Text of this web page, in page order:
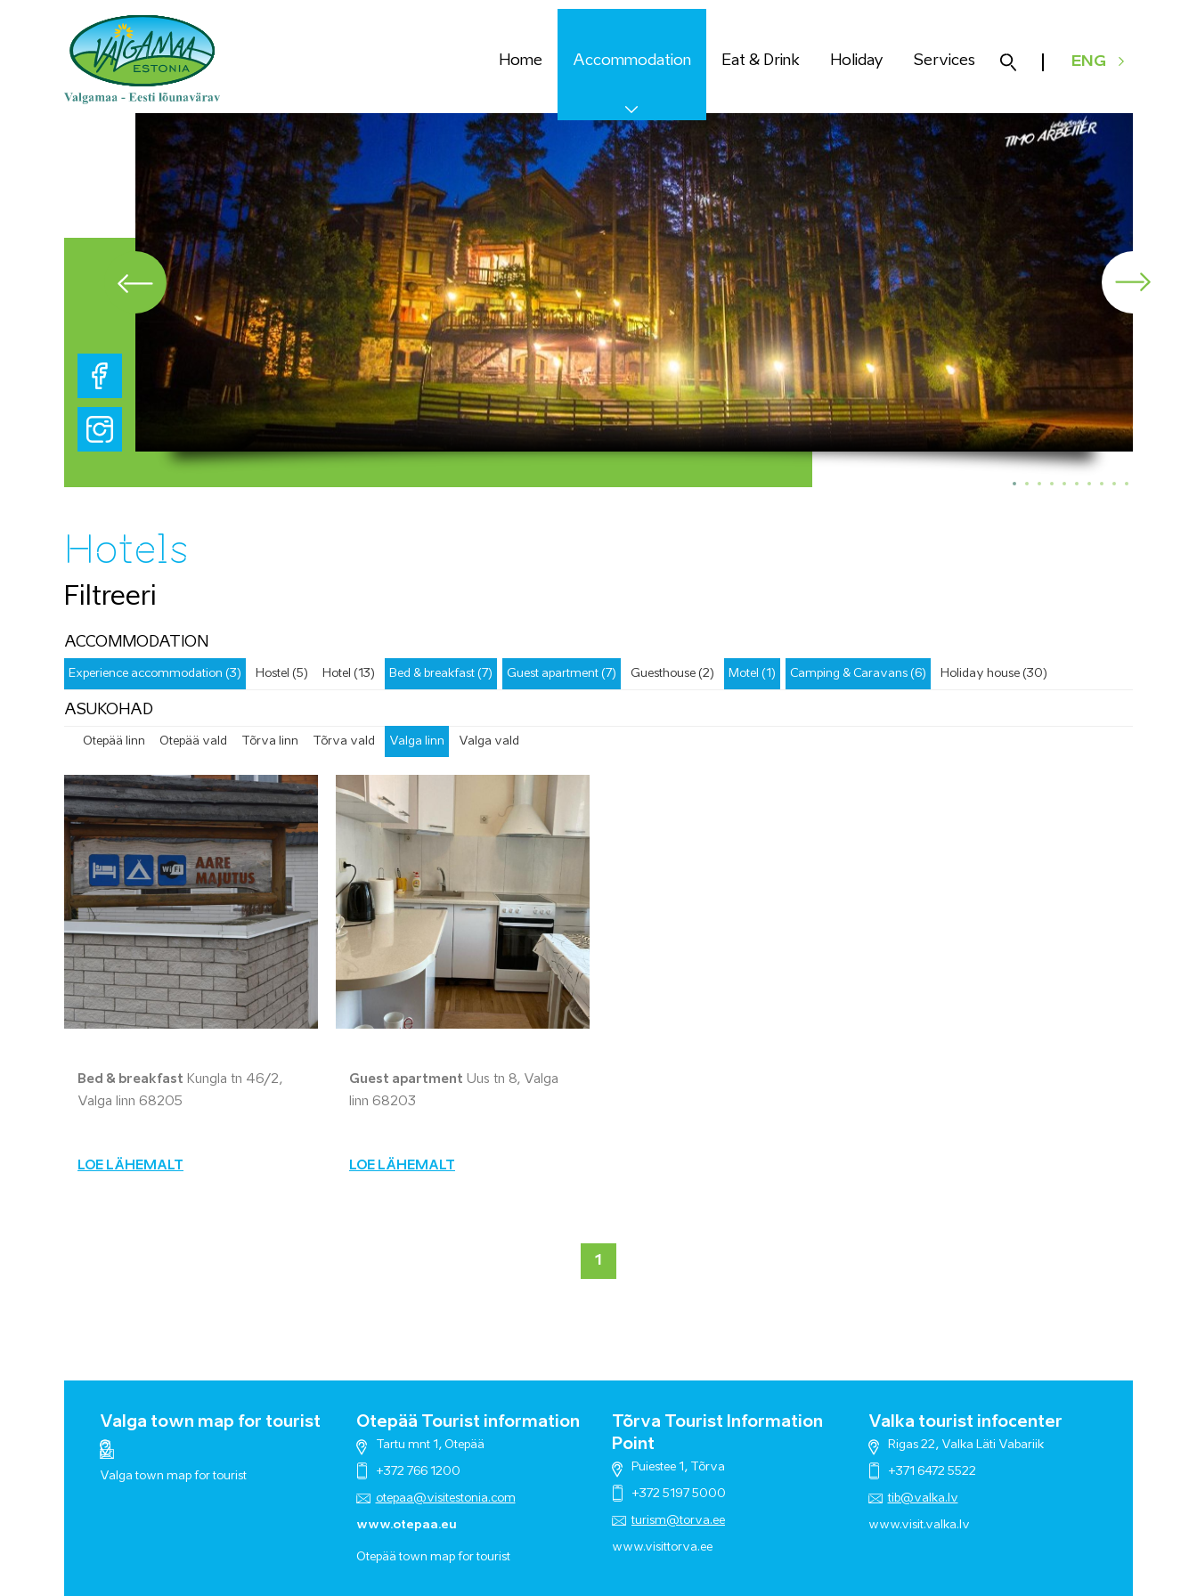
Home Accommodation Eat & Drink Holiday Services ENG
Hotels
Filtreeri
ACCOMMODATION
Experience accommodation (3) Hostel (5) Hotel (13) Bed & breakfast (7) Guest apartment (7) Guesthouse (2) Motel (1) Camping & Caravans (6) Holiday house (30)
ASUKOHAD
Otepää linn Otepää vald Tõrva linn Tõrva vald Valga linn Valga vald
Bed & breakfast Kungla tn 46/2,
Valga linn 68205
LOE LÄHEMALT
Guest apartment Uus tn 8, Valga
linn 68203
LOE LÄHEMALT
1
Valga town map for tourist
Valga town map for tourist
Otepää Tourist information
Tartu mnt 1, Otepää
+372 766 1200
otepaa@visitestonia.com
www.otepaa.eu
Otepää town map for tourist
Tõrva Tourist Information
Point
Puiestee 1, Tõrva
+372 5197 5000
turism@torva.ee
www.visittorva.ee
Valka tourist infocenter
Rigas 22, Valka Läti Vabariik
+371 6472 5522
tib@valka.lv
www.visit.valka.lv